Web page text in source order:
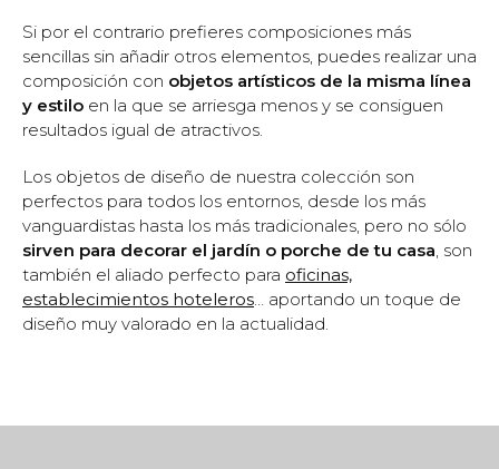
Si por el contrario prefieres composiciones más
sencillas sin añadir otros elementos, puedes realizar una
composición con objetos artísticos de la misma línea
y estilo en la que se arriesga menos y se consiguen
resultados igual de atractivos.
Los objetos de diseño de nuestra colección son
perfectos para todos los entornos, desde los más
vanguardistas hasta los más tradicionales, pero no sólo
sirven para decorar el jardín o porche de tu casa, son
también el aliado perfecto para oficinas,
establecimientos hoteleros… aportando un toque de
diseño muy valorado en la actualidad.